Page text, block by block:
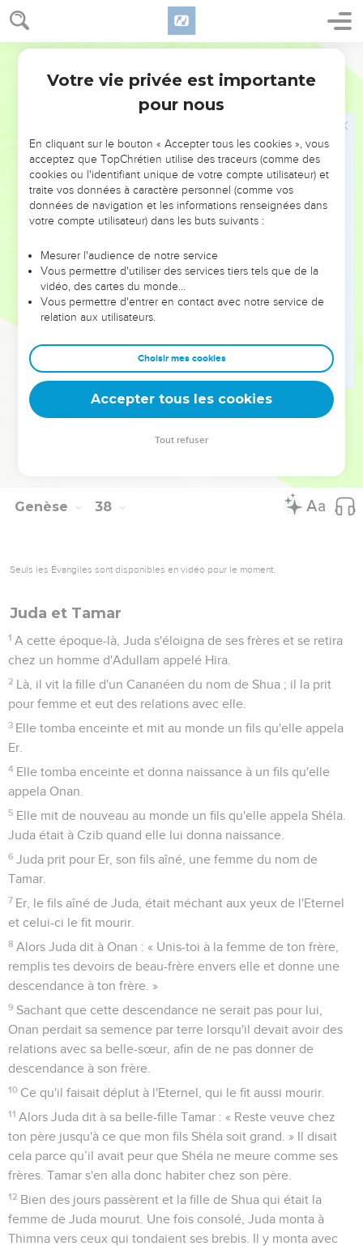
Genèse 37
28 Au passage des marchands madianites, ils tirèrent et firent
remonter Joseph de la citerne, et ils le vendirent pour 20
Lorsque Ruben revint à la citerne, il constata que Joseph
n'y était plus. Il déchira ses vêtements,
retourna vers ses frères et dit : « Il n’est plus là ! Et moi, où
puis-je aller ? »
Ils prirent alors l’habit de Joseph, tuèrent un bouc et
plongèrent l’habit dans le sang.
Ils envoyèrent l’habit de plusieurs couleurs à leur père
Reconnais donc si c'est l’habit de ton fils ou non. »
Jacob le reconnut et dit : « C'est l’habit de mon fils ! Une
bête féroce l'a dévoré, Joseph a été mis en pièces ! »
34
mena longtemps le deuil sur son fils.
Tous ses fils et toutes ses filles vinrent pour le consoler,
mais il refusait d’être consolé. Il disait : « C'est dans le deuil
que je descendrai vers mon fils au séjour des morts », et il
Genèse 38
Seuls les Évangiles sont disponibles en vidéo pour le moment.
Juda et Tamar
1 A cette époque-là, Juda s'éloigna de ses frères et se retira
chez un homme d'Adullam appelé Hira.
2 Là, il vit la fille d'un Cananéen du nom de Shua ; il la prit
pour femme et eut des relations avec elle.
3 Elle tomba enceinte et mit au monde un fils qu'elle appela
Er.
4 Elle tomba enceinte et donna naissance à un fils qu'elle
appela Onan.
5 Elle mit de nouveau au monde un fils qu'elle appela Shéla.
Juda était à Czib quand elle lui donna naissance.
6 Juda prit pour Er, son fils aîné, une femme du nom de
Tamar.
7 Er, le fils aîné de Juda, était méchant aux yeux de l'Eternel
et celui-ci le fit mourir.
8 Alors Juda dit à Onan : « Unis-toi à la femme de ton frère,
remplis tes devoirs de beau-frère envers elle et donne une
descendance à ton frère. »
9 Sachant que cette descendance ne serait pas pour lui,
Onan perdait sa semence par terre lorsqu'il devait avoir des
relations avec sa belle-sœur, afin de ne pas donner de
descendance à son frère.
10 Ce qu'il faisait déplut à l'Eternel, qui le fit aussi mourir.
11 Alors Juda dit à sa belle-fille Tamar : « Reste veuve chez
ton père jusqu'à ce que mon fils Shéla soit grand. » Il disait
cela parce qu’il avait peur que Shéla ne meure comme ses
frères. Tamar s'en alla donc habiter chez son père.
12 Bien des jours passèrent et la fille de Shua qui était la
femme de Juda mourut. Une fois consolé, Juda monta à
Thimna vers ceux qui tondaient ses brebis. Il y monta avec
Votre vie privée est importante
pour nous
En cliquant sur le bouton « Accepter tous les cookies », vous
acceptez que TopChrétien utilise des traceurs (comme des
cookies ou l'identifiant unique de votre compte utilisateur) et
traite vos données à caractère personnel (comme vos
données de navigation et les informations renseignées dans
votre compte utilisateur) dans les buts suivants :
Mesurer l'audience de notre service
Vous permettre d'utiliser des services tiers tels que de la
vidéo, des cartes du monde…
Vous permettre d'entrer en contact avec notre service de
relation aux utilisateurs.
Choisir mes cookies
Accepter tous les cookies
Tout refuser